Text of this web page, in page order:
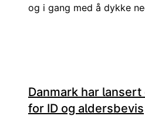
og i gang med å dykke
Danmark har
for ID og aldersbevis